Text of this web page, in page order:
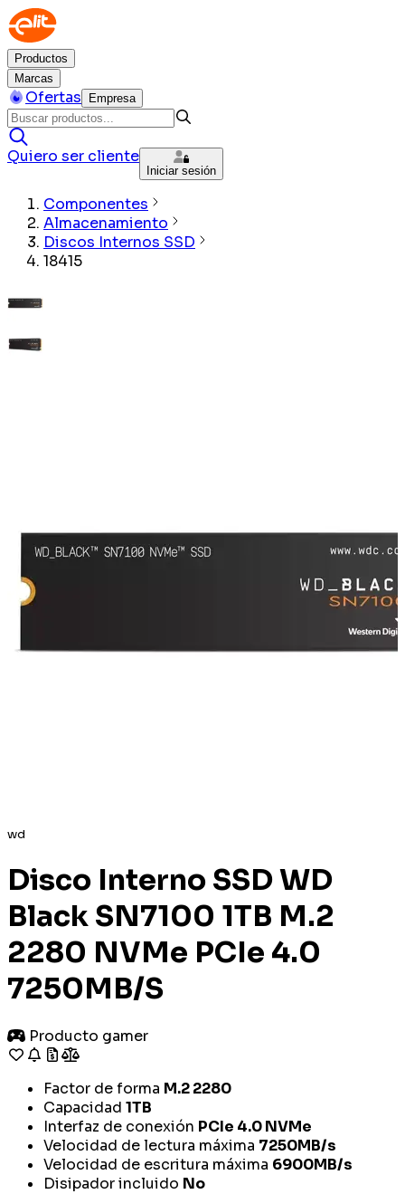
Productos
Marcas
Ofertas Empresa
Quiero ser cliente
Iniciar sesión
Componentes
Almacenamiento
Discos Internos SSD
18415
wd
Disco Interno SSD WD
Black SN7100 1TB M.2
2280 NVMe PCIe 4.0
7250MB/S
Producto gamer
Factor de forma M.2 2280
Capacidad 1TB
Interfaz de conexión PCIe 4.0 NVMe
Velocidad de lectura máxima 7250MB/s
Velocidad de escritura máxima 6900MB/s
Disipador incluido No